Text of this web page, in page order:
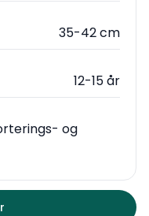
35-42 cm
12-15 år
og